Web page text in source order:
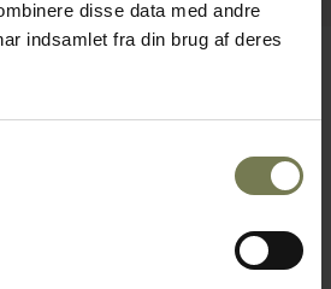
disse data med andre
indsamlet fra din brug af deres